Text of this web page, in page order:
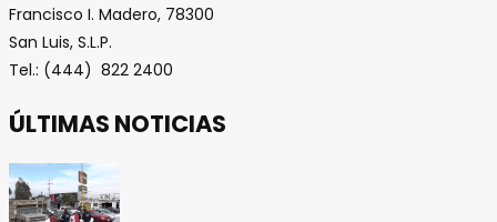
Francisco I. Madero, 78300
San Luis, S.L.P.
Tel.: (444) 822 2400
ÚLTIMAS NOTICIAS